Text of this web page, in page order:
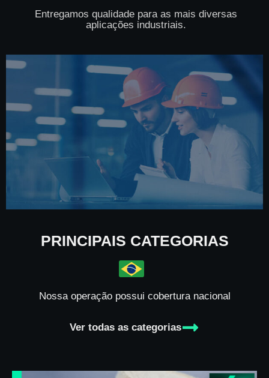
Entregamos qualidade para as mais diversas
aplicações industriais.
PRINCIPAIS CATEGORIAS
Nossa operação possui cobertura nacional
Ver todas as categorias